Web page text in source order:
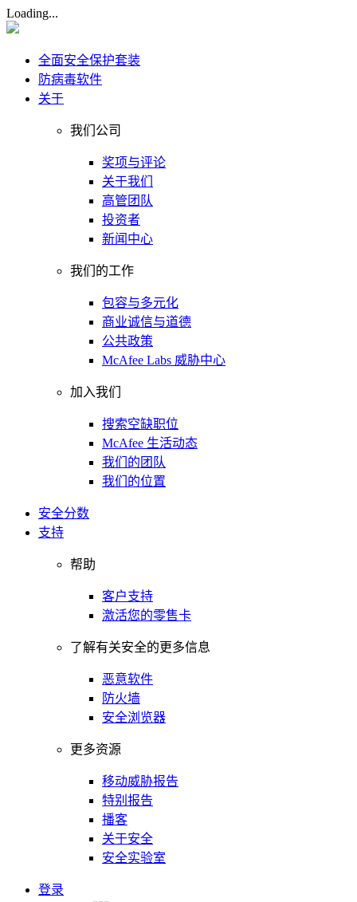
Loading...
全面安全保护套装
防病毒软件
关于
我们公司
奖项与评论
关于我们
高管团队
投资者
新闻中心
我们的工作
包容与多元化
商业诚信与道德
公共政策
McAfee Labs 威胁中心
加入我们
搜索空缺职位
McAfee 生活动态
我们的团队
我们的位置
安全分数
支持
帮助
客户支持
激活您的零售卡
了解有关安全的更多信息
恶意软件
防火墙
安全浏览器
更多资源
移动威胁报告
特别报告
播客
关于安全
安全实验室
登录